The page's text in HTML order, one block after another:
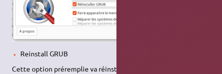
Reinstall GRUB
Cette option préremplie va réinstaller un grub. Certainement